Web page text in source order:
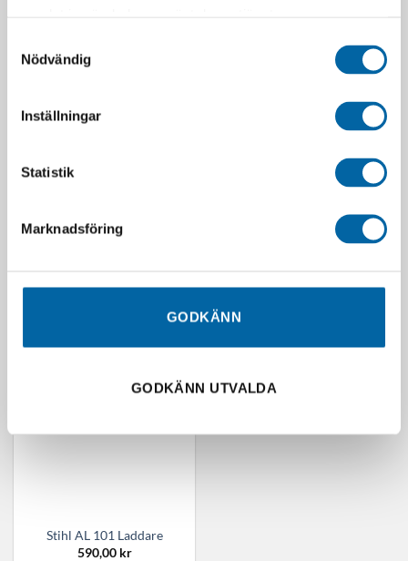
Nödvändig
Inställningar
Statistik
Marknadsföring
GODKÄNN
GODKÄNN UTVALDA
SLUT I LAGER
1 149,00
LÄGG I VARUKORG
SLUT I LAGER
Stihl AK 20 Batteri
kr
LÄGG I VARUKORG
Stihl AL 101 Laddare
590,00 kr